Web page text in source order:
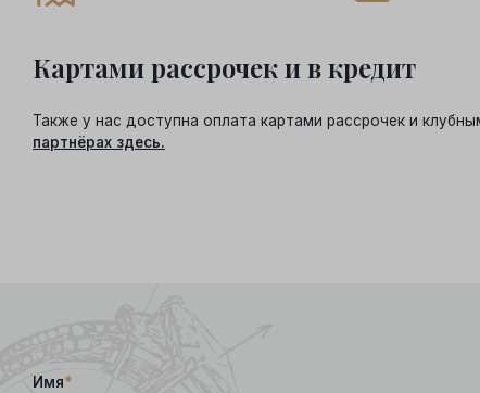
Картами рассрочек и в кредит
Также у нас доступна оплата картами рассрочек и
партнёрах здесь.
Имя*